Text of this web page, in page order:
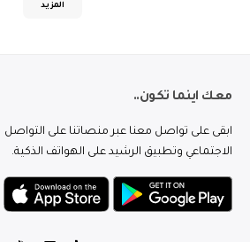
المزيد
معك اينما تكون..
ابقى على تواصل معنا عبر منصاتنا على التواصل
الاجتماعي وتطبيق الرشيد على الهواتف الذكية.